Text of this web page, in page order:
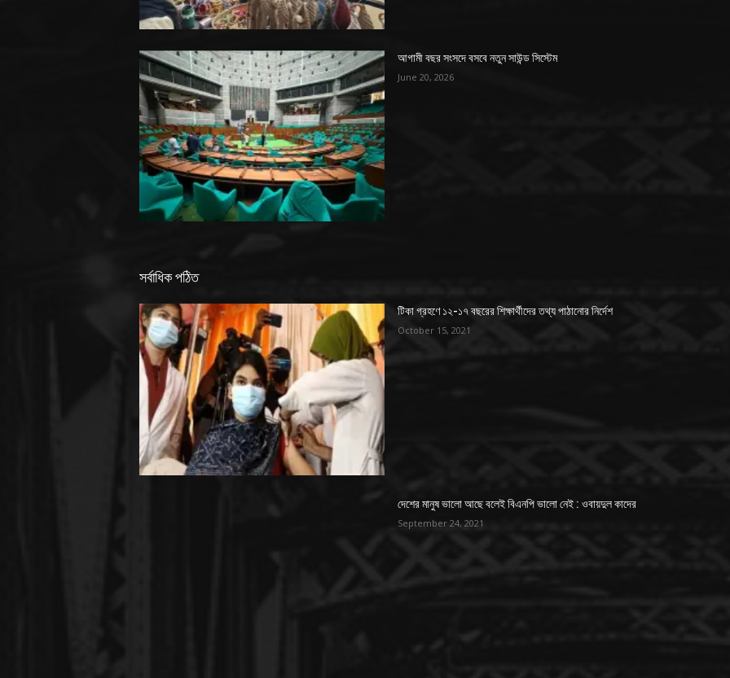
আগামী বছর সংসদে বসবে নতুন সাউন্ড সিস্টেম
June 20, 2026
সর্বাধিক পঠিত
টিকা গ্রহণে ১২-১৭ বছরের শিক্ষার্থীদের তথ্য পাঠানোর নির্দেশ
October 15, 2021
দেশের মানুষ ভালো আছে বলেই বিএনপি ভালো নেই : ওবায়দুল কাদের
September 24, 2021